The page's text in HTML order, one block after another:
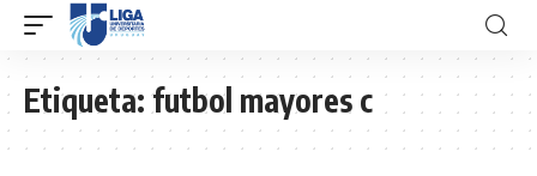
Etiqueta:futbol mayores c